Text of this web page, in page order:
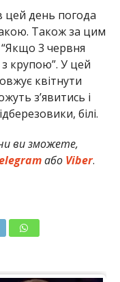
день погода
Також за цим
3 червня
крупою”. У цей
квітнути
з’явитись і
білі.
ви зможете,
або Viber.